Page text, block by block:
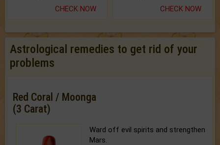
CHECK NOW CHECK NOW
Astrological remedies to get rid of your
problems
Red Coral / Moonga
(3 Carat)
Ward off evil spirits and strengthen
Mars.